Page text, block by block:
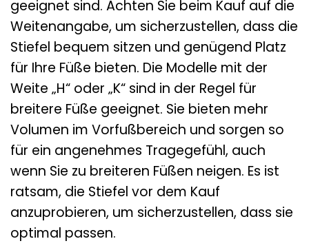
geeignet sind. Achten Sie beim Kauf auf die
Weitenangabe, um sicherzustellen, dass die
Stiefel bequem sitzen und genügend Platz
für Ihre Füße bieten. Die Modelle mit der
Weite „H“ oder „K“ sind in der Regel für
breitere Füße geeignet. Sie bieten mehr
Volumen im Vorfußbereich und sorgen so
für ein angenehmes Tragegefühl, auch
wenn Sie zu breiteren Füßen neigen. Es ist
ratsam, die Stiefel vor dem Kauf
anzuprobieren, um sicherzustellen, dass sie
optimal passen.